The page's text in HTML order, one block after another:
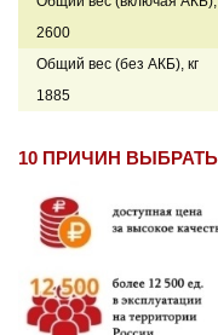
2600
Общий вес (без АКБ), кг
1885
10 ПРИЧИН ВЫБРАТЬ